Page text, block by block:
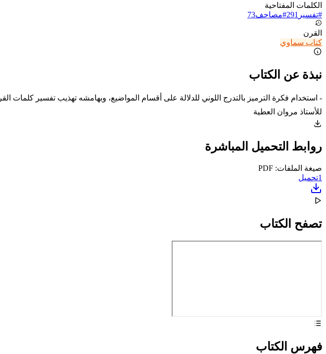
الكلمات المفتاحية
#تفسير 291
#مصاحف73
القرن
كتاب سماوي
نبذة عن الكتاب
- استخدام فكرة الترميز بالتدرج اللوني للدلالة على أقسام المواضيع، وبهامشه تهذيب تفسير
للأستاذ مروان العطية
روابط التحميل المباشرة
صيغة الملفات: PDF
1تحميل
تصفح الكتاب
فهرس الكتاب